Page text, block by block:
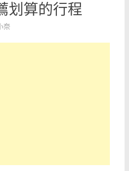
划算的行程
奈